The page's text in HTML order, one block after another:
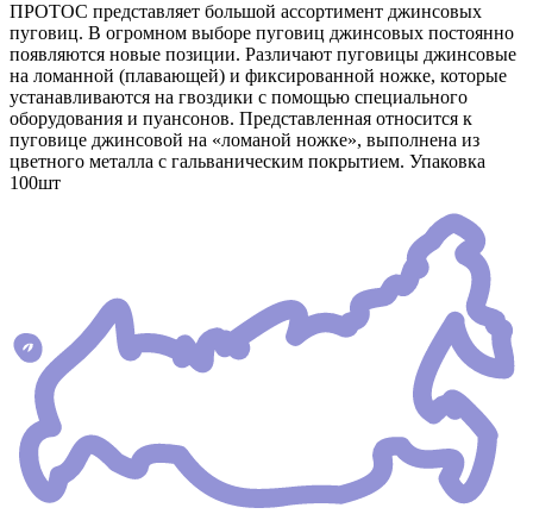
ПРОТОС представляет большой ассортимент джинсовых
пуговиц. В огромном выборе пуговиц джинсовых постоянно
появляются новые позиции. Различают пуговицы джинсовые
на ломанной (плавающей) и фиксированной ножке, которые
устанавливаются на гвоздики с помощью специального
оборудования и пуансонов. Представленная относится к
пуговице джинсовой на «ломаной ножке», выполнена из
цветного металла с гальваническим покрытием. Упаковка
100шт